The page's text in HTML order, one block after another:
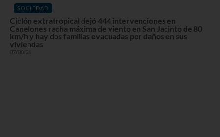
SOCIEDAD
Ciclón extratropical dejó 444 intervenciones en
Canelones racha máxima de viento en San Jacinto de 80
km/h y hay dos familias evacuadas por daños en sus
viviendas
07/08/26